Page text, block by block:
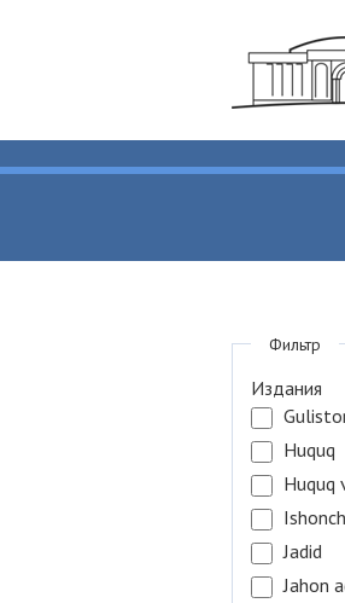
Фильтр
Издания
Huquq
Huquq
Jadid
Jahon